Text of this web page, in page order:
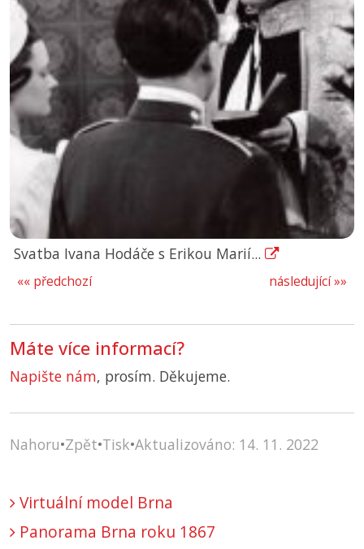
Svatba Ivana Hodáče s Erikou Marií...
následující »»
«« předchozí
Máte více informací?
Napište nám, prosím. Děkujeme.
Nahoru•Zpět•Tisk•Aktualizováno: 14. 11. 2022
Virtuální model Brna
Panorama Brna roku 1867